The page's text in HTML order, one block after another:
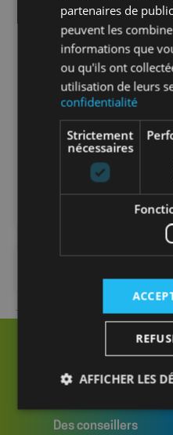
Nombre par
sachet
1
Nombre par
carton
1
Nombre par
Des conseillers
partenaires de
peuvent les
informations que
ou qu'ils ont
utilisation de leurs
confidentialité
Strictement
nécessaires
AFFICHER LES